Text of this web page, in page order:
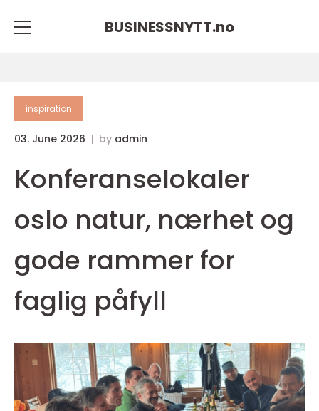
BUSINESSNYTT.no
inspiration
03. June 2026 by admin
Konferanselokaler
oslo natur, nærhet og
gode rammer for
faglig påfyll